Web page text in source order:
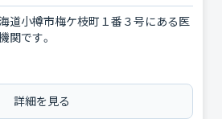
道小樽市梅ケ枝町１番３号にある医
関です。
詳細を見る